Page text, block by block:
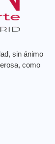
sin ánimo
como